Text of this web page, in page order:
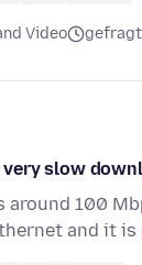
Video
slow
around 100
and it